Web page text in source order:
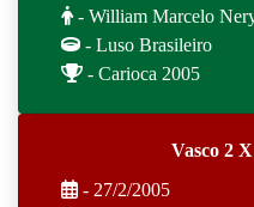
- William Marcelo
- Luso Brasileiro
- Carioca 2005
Vasco 2
- 27/2/2005